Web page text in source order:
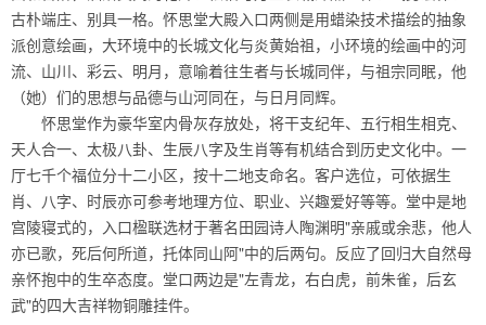
古朴端庄、别具一格。怀思堂大殿入口两侧是用蜡染技术描绘的抽象
派创意绘画，大环境中的长城文化与炎黄始祖，小环境的绘画中的河
流、山川、彩云、明月，意喻着往生者与长城同伴，与祖宗同眠，他
（她）们的思想与品德与山河同在，与日月同辉。
怀思堂作为豪华室内骨灰存放处，将干支纪年、五行相生相克、
天人合一、太极八卦、生辰八字及生肖等有机结合到历史文化中。一
厅七千个福位分十二小区，按十二地支命名。客户选位，可依据生
肖、八字、时辰亦可参考地理方位、职业、兴趣爱好等等。堂中是地
宫陵寝式的，入口楹联选材于著名田园诗人陶渊明"亲戚或余悲，他人
亦已歌，死后何所道，托体同山阿"中的后两句。反应了回归大自然母
亲怀抱中的生卒态度。堂口两边是"左青龙，右白虎，前朱雀，后玄
武"的四大吉祥物铜雕挂件。